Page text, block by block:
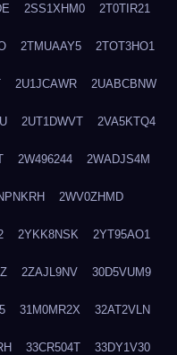
2SS1XHM0 2T0TIR21
2TMUAAY5 2TOT3HO1
2U1JCAWR 2UABCBNW
2UT1DWVT 2VA5KTQ4
2W496244 2WADJS4M
2WV0ZHMD
2YKK8NSK 2YT95AO1
2ZAJL9NV 30D5VUM9
31M0MR2X 32AT2VLN
33CR504T 33DY1V30